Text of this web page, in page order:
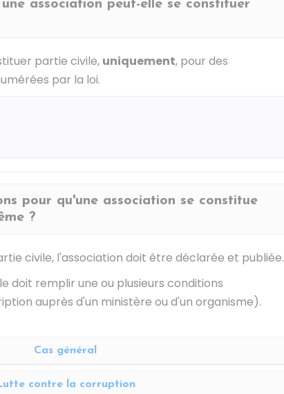
association peut-elle se constituer
partie civile, uniquement, pour des
par la loi.
pour qu'une association se constitue
?
civile, l'association doit être déclarée et publiée.
doit remplir une ou plusieurs conditions
auprès d'un ministère ou d'un organisme).
Cas général
contre la corruption